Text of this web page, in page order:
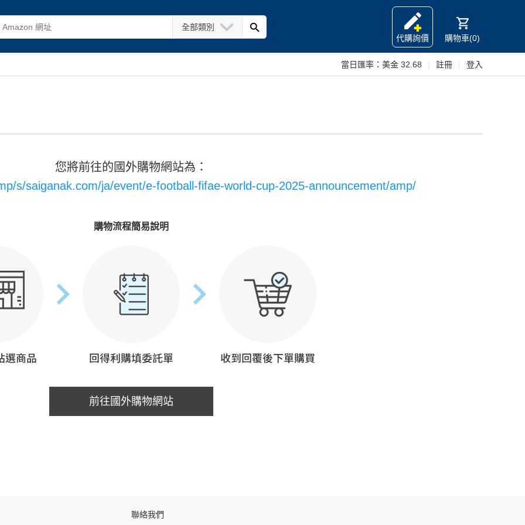
全部類別
代購詢價
購物車(0)
當日匯率： 美金 32.68 註冊 登入
您將前往的國外購物網站為：
s/saiganak.com/ja/event/e-football-fifae-world-cup-2025-announcement/amp/
購物流程簡易說明
前往國外購物網站
聯絡我們